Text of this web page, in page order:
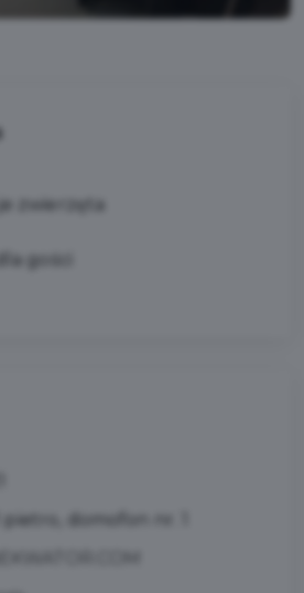
zwierzęta
gości
pietro, domofon nr. 1